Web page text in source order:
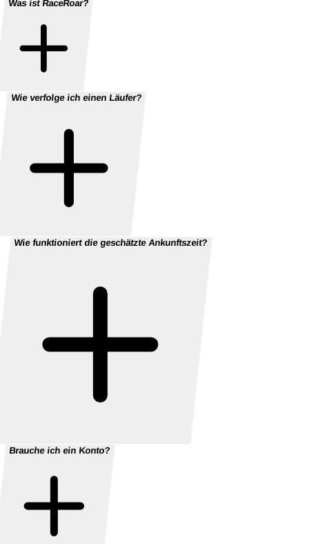
Was ist RaceRoar?
Wie verfolge ich einen Läufer?
Wie funktioniert die geschätzte Ankunftszeit?
Brauche ich ein Konto?